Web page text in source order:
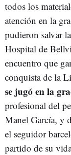
todos los
atención en la
pudieron salvar
Hospital de
encuentro que
conquista de la
se jugó en la
profesional del
Manel García, y
el seguidor
partido de su